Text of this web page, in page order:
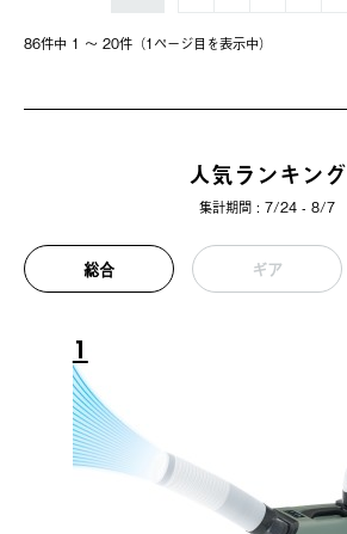
86件中 1 〜 20件（1ページ⽬を表⽰中）
人気ランキング
集計期間 : 7/24 - 8/7
総合 ギア
1